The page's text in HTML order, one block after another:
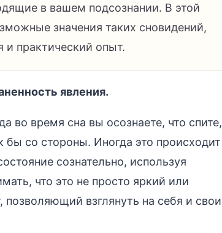
в вашем подсознании. В этой
значения таких сновидений,
и практический опыт.
явления.
во время сна вы осознаете, что спите,
со стороны. Иногда это происходит
сознательно, используя
что это не просто яркий или
взглянуть на себя и свои